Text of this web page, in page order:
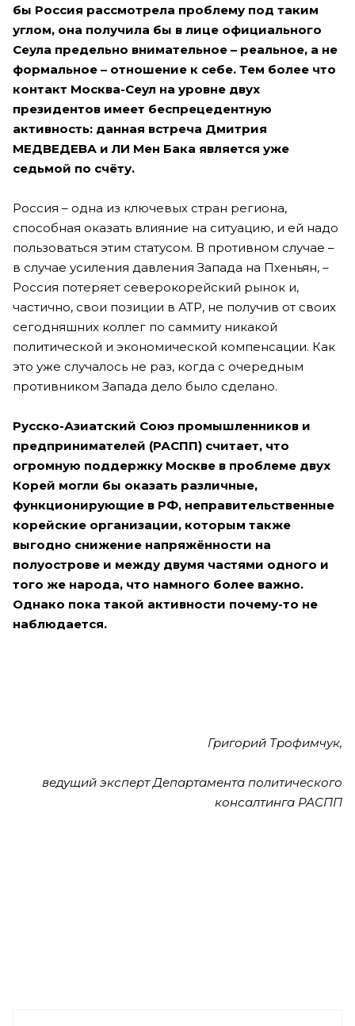
бы Россия рассмотрела проблему под таким
углом, она получила бы в лице официального
Сеула предельно внимательное – реальное, а не
формальное – отношение к себе. Тем более что
контакт Москва-Сеул на уровне двух
президентов имеет беспрецедентную
активность: данная встреча Дмитрия
МЕДВЕДЕВА и ЛИ Мен Бака является уже
седьмой по счёту.
Россия – одна из ключевых стран региона,
способная оказать влияние на ситуацию, и ей надо
пользоваться этим статусом. В противном случае –
в случае усиления давления Запада на Пхеньян, –
Россия потеряет северокорейский рынок и,
частично, свои позиции в АТР, не получив от своих
сегодняшних коллег по саммиту никакой
политической и экономической компенсации. Как
это уже случалось не раз, когда с очередным
противником Запада дело было сделано.
Русско-Азиатский Союз промышленников и
предпринимателей (РАСПП) считает, что
огромную поддержку Москве в проблеме двух
Корей могли бы оказать различные,
функционирующие в РФ, неправительственные
корейские организации, которым также
выгодно снижение напряжённости на
полуострове и между двумя частями одного и
того же народа, что намного более важно.
Однако пока такой активности почему-то не
наблюдается.
Григорий Трофимчук,
ведущий эксперт Департамента политического
консалтинга РАСПП